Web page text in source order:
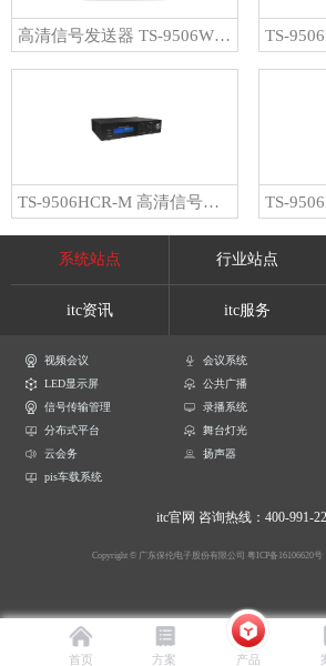
高清信号发送器 TS-9506WT-B
TS-9506HCR-M 高清信号接收器
系统站点 行业站点
itc资讯 itc服务
视频会议 会议系统
LED显示屏
公共广播
信号传输管理
录播系统
分布式平台
舞台灯光
云会务
扬声器
pis车载系统
itc官网 咨询热线：400-991-
Copyright © 广东保伦电子股份有限公司 粤ICP备16106620号
首页 方案 产品